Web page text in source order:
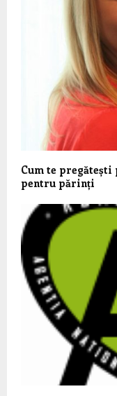
Cum te
pentru părinți